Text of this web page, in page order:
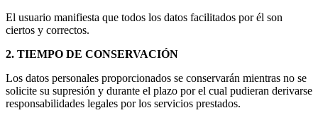
El usuario manifiesta que todos los datos facilitados por él son
ciertos y correctos.
2. TIEMPO DE CONSERVACIÓN
Los datos personales proporcionados se conservarán mientras no se
solicite su supresión y durante el plazo por el cual pudieran derivarse
responsabilidades legales por los servicios prestados.